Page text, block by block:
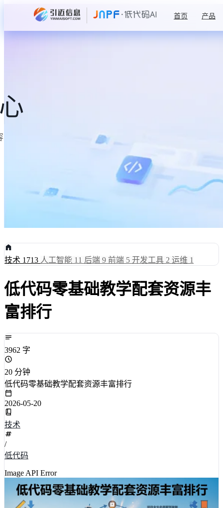
首页 产品
技术 1713 人工智能 11 后端 9 前端 5 开发工具 2 运维 1
低代码零基础教学配套资源丰
富排行
3962 字
20 分钟
低代码零基础教学配套资源丰富排行
2026-05-20
技术
/
低代码
Image API Error